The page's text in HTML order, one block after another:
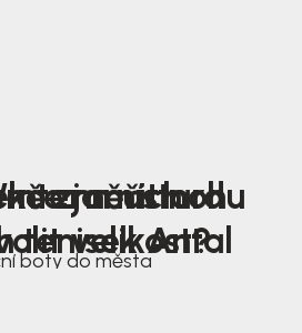
jarních
tenisek Antal
změřit nohu
velikost?
mustard
boty do města